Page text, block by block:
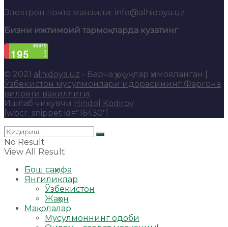
Электрон почта манзили: info@alhidoya.uz
Бизни ижтимоий тармоқларда кузатинг
© 2021 alhidoya.uz - Барча ҳуқуқлар ҳимояланган |
Ўзбекистон мусулмонлари идорасининг Фарғона
вилояти вакиллиги.
Ишлаб чиқувчи Hindol Kodirov.
[wbcr_snippet id="16430"]
No Result
View All Result
Бош саҳифа
Янгиликлар
Ўзбекистон
Жаҳон
Мақолалар
Мусулмоннинг одоби